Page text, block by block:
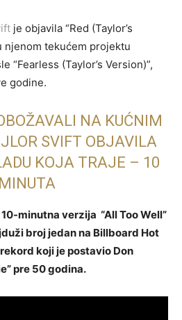
je objavila “Red (Taylor’s
njenom tekućem projektu
“Fearless (Taylor’s Version)”,
godine.
NA KUĆNIM
SVIFT OBJAVILA
KOJA TRAJE – 10
MINUTA
minutna verzija “All Too Well”
broj jedan na Billboard Hot
koji je postavio Don
pre 50 godina.